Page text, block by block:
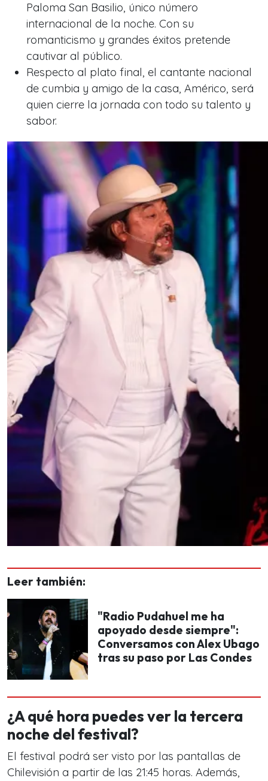
Paloma San Basilio, único número
internacional de la noche. Con su
romanticismo y grandes éxitos pretende
cautivar al público.
Respecto al plato final, el cantante nacional
de cumbia y amigo de la casa, Américo, será
quien cierre la jornada con todo su talento y
sabor.
Leer también:
"Radio Pudahuel me ha
apoyado desde siempre":
Conversamos con Alex Ubago
tras su paso por Las Condes
¿A qué hora puedes ver la tercera
noche del festival?
El festival podrá ser visto por las pantallas de
Chilevisión a partir de las 21:45 horas. Además,